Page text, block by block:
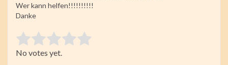
Wer kann helfen!!!!!!!!!!
Danke
Rate this item:
Submit Rating
No votes yet.